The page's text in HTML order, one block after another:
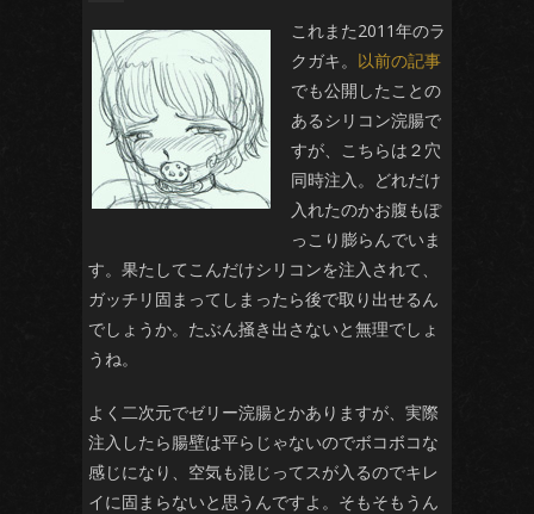
これまた2011年のラ
クガキ。 以前の記事
でも公開したことの
あるシリコン浣腸で
すが、こちらは２穴
同時注入。どれだけ
入れたのかお腹もぽ
っこり膨らんでいま
す。果たしてこんだけシリコンを注入されて、
ガッチリ固まってしまったら後で取り出せるん
でしょうか。たぶん掻き出さないと無理でしょ
うね。
よく二次元でゼリー浣腸とかありますが、実際
注入したら腸壁は平らじゃないのでボコボコな
感じになり、空気も混じってスが入るのでキレ
イに固まらないと思うんですよ。そもそもうん